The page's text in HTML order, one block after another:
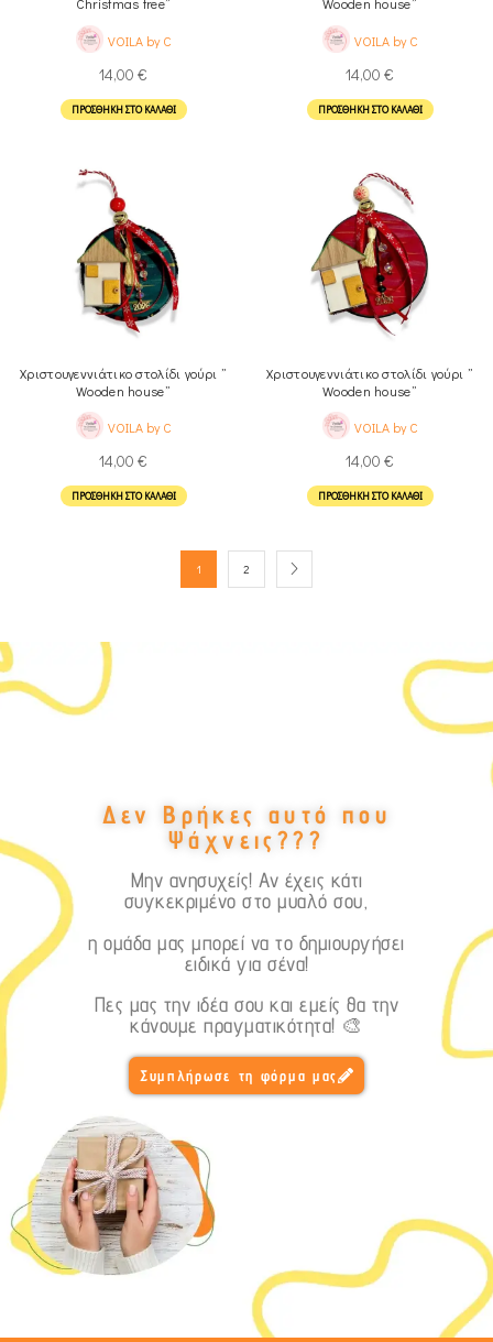
VOILA by C
14,00 €
ΠΡΟΣΘΉΚΗ ΣΤΟ ΚΑΛΆΘΙ
VOILA by C
14,00 €
ΠΡΟΣΘΉΚΗ ΣΤΟ ΚΑΛΆΘΙ
Χριστουγεννιάτικο στολίδι γούρι ”
Wooden house”
VOILA by C
14,00 €
ΠΡΟΣΘΉΚΗ ΣΤΟ ΚΑΛΆΘΙ
Χριστουγεννιάτικο στολίδι γούρι ”
Wooden house”
VOILA by C
14,00 €
ΠΡΟΣΘΉΚΗ ΣΤΟ ΚΑΛΆΘΙ
1 2
Δεν Βρήκες αυτό που
Ψάχνεις???
Μην ανησυχείς! Αν έχεις κάτι
συγκεκριμένο στο μυαλό σου,
η ομάδα μας μπορεί να το δημιουργήσει
ειδικά για σένα!
Πες μας την ιδέα σου και εμείς θα την
κάνουμε πραγματικότητα! 🎨
Συμπλήρωσε τη φόρμα μας